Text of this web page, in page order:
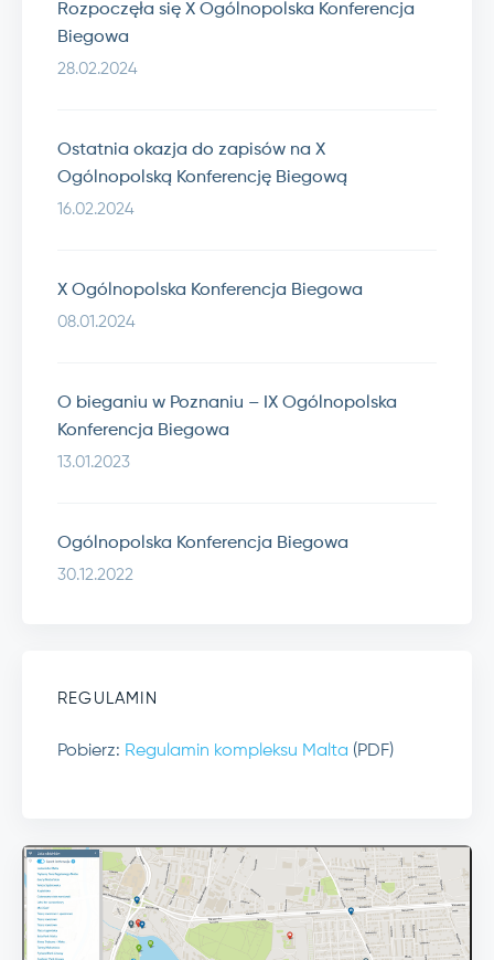
Rozpoczęła się X Ogólnopolska Konferencja
Biegowa
28.02.2024
Ostatnia okazja do zapisów na X
Ogólnopolską Konferencję Biegową
16.02.2024
X Ogólnopolska Konferencja Biegowa
08.01.2024
O bieganiu w Poznaniu – IX Ogólnopolska
Konferencja Biegowa
13.01.2023
Ogólnopolska Konferencja Biegowa
30.12.2022
REGULAMIN
Pobierz: Regulamin kompleksu Malta (PDF)